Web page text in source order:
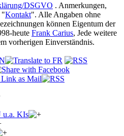
DSGVO . Anmerkungen,
"Kontakt". Alle Angaben ohne
können Eigentum der
heute Frank Carius, Jede weitere
vorherigen Einverständnis.
u.a. KIs